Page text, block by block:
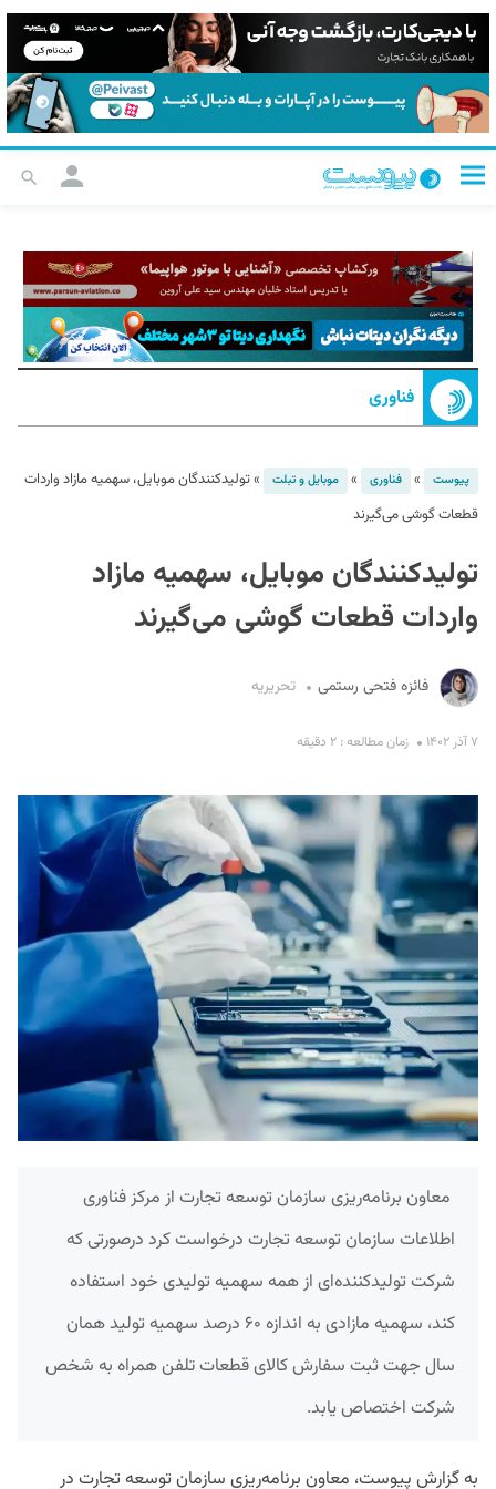
فناوری
پیوست » فناوری » موبایل و تبلت »تولیدکنندگان موبایل، سهمیه مازاد واردات
قطعات گوشی می‌گیرند
تولیدکنندگان موبایل، سهمیه مازاد
واردات قطعات گوشی می‌گیرند
فائزه فتحی رستمی تحریریه
۷ آذر ۱۴۰۲ زمان مطالعه : ۲ دقیقه
معاون برنامه‌ریزی سازمان توسعه تجارت از مرکز فناوری
اطلاعات سازمان توسعه تجارت درخواست کرد درصورتی که
شرکت تولیدکننده‌ای از همه سهمیه تولیدی خود استفاده
کند، سهمیه مازادی به اندازه ۶۰ درصد سهمیه تولید همان
سال جهت ثبت سفارش کالای قطعات تلفن همراه به شخص
شرکت اختصاص یابد.
به گزارش پیوست، معاون برنامه‌ریزی سازمان توسعه تجارت در